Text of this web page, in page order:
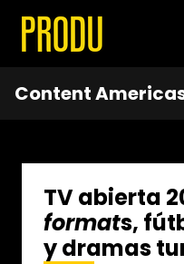
Content
TV abierta
formats,
y dramas